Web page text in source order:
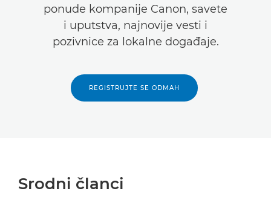
ponude kompanije Canon, savete
i uputstva, najnovije vesti i
pozivnice za lokalne događaje.
REGISTRUJTE SE ODMAH
Srodni članci